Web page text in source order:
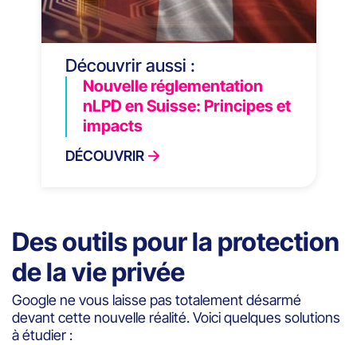
Découvrir aussi :
Nouvelle réglementation
nLPD en Suisse: Principes et
impacts
DÉCOUVRIR
Des outils pour la protection
de la vie privée
Google ne vous laisse pas totalement désarmé
devant cette nouvelle réalité. Voici quelques solutions
à étudier :